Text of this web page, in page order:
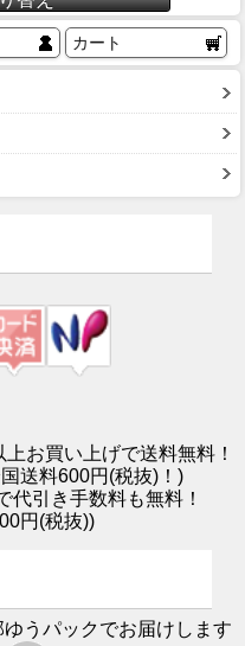
カート
お買い上げで送料無料！
送料600円(税抜)！)
代引き手数料も無料！
円(税抜))
うパックでお届けします